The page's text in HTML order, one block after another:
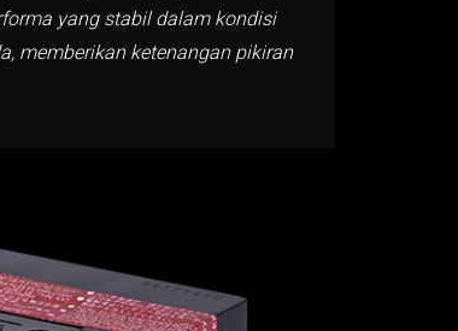
yang stabil dalam kondisi
memberikan ketenangan pikiran